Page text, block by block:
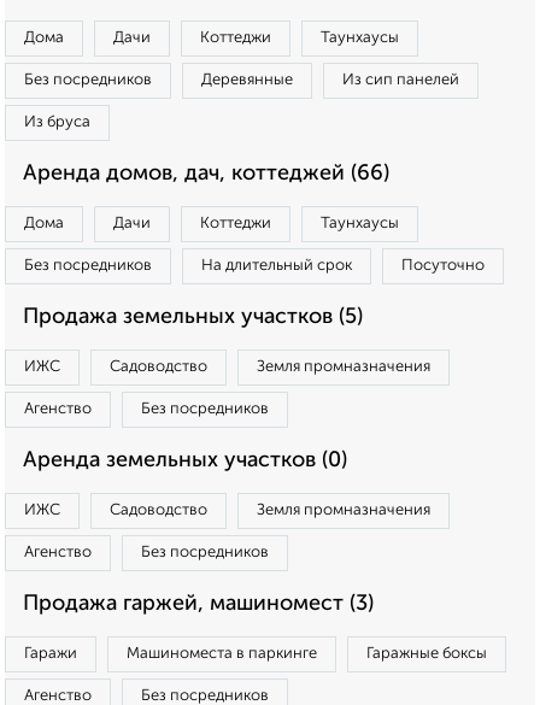
Дома Дачи Коттеджи Таунхаусы
Без посредников Деревянные Из сип панелей
Из бруса
Аренда домов, дач, коттеджей (66)
Дома Дачи Коттеджи Таунхаусы
Без посредников На длительный срок Посуточно
Продажа земельных участков (5)
ИЖС Садоводство Земля промназначения
Агенство Без посредников
Аренда земельных участков (0)
ИЖС Садоводство Земля промназначения
Агенство Без посредников
Продажа гаржей, машиномест (3)
Гаражи Машиноместа в паркинге Гаражные боксы
Агенство Без посредников